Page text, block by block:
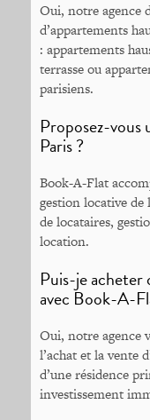
Oui, notre agence
d’appartements
: appartements
terrasse ou
parisiens.
Proposez-vous
Paris ?
Book-A-Flat
gestion locative de
de locataires,
location.
Puis-je
avec Book-A-
Oui, notre agence
l’achat et la vente
d’une résidence
investissement